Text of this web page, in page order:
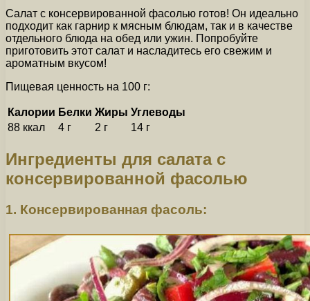
Салат с консервированной фасолью готов! Он идеально
подходит как гарнир к мясным блюдам, так и в качестве
отдельного блюда на обед или ужин. Попробуйте
приготовить этот салат и насладитесь его свежим и
ароматным вкусом!
Пищевая ценность на 100 г:
Калории Белки Жиры Углеводы
88 ккал
4 г 2 г 14 г
Ингредиенты для салата с
консервированной фасолью
1. Консервированная фасоль: